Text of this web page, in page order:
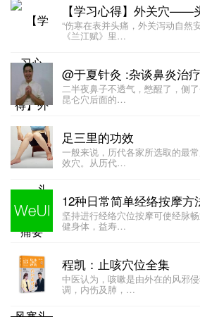
“伤寒在表并头痛，外关泻动自然
《兰江赋》里…
@于夏针灸 :杂谈鼻炎治
二半夜鼻子不透气，憋醒了，侧
昆仑穴后面的…
足三里的功效
一般来说，历代各家所选取的最
效穴。从历代…
12种日常简单经络按摩方
坚持进行经络穴位按摩可使经脉
健身体，益寿…
程凯：止咳穴位全集
中医认为，咳嗽是由外在的风邪
调，内伤及肺，…